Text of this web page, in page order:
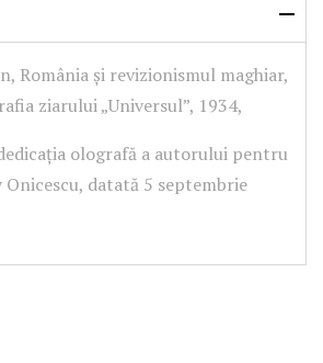
România și revizionismul maghiar,
ziarului „Universul”, 1934,
olografă a autorului pentru
datată 5 septembrie